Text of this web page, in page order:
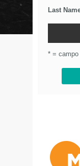
Last
* = campo
© Circulo
reservados.